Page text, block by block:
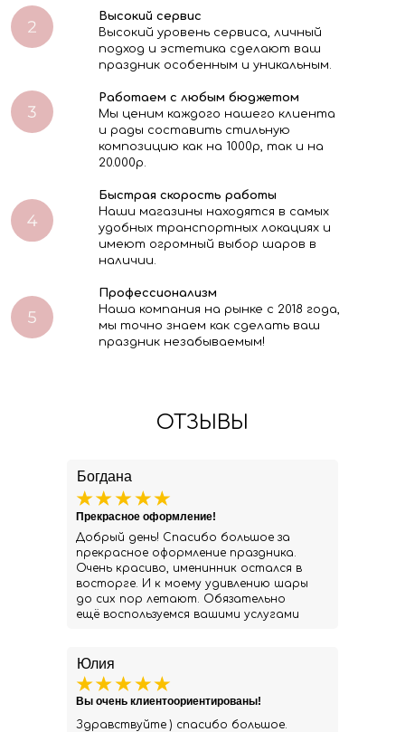
Высокий сервис
Высокий уровень сервиса, личный
подход и эстетика сделают ваш
праздник особенным и уникальным.
Работаем с любым бюджетом
Мы ценим каждого нашего клиента
и рады составить стильную
композицию как на 1000р, так и на
20.000р.
Быстрая скорость работы
Наши магазины находятся в самых
удобных транспортных локациях и
имеют огромный выбор шаров в
наличии.
Профессионализм
Наша компания на рынке с 2018 года,
мы точно знаем как сделать ваш
праздник незабываемым!
ОТЗЫВЫ
Юлия
Здравствуйте ) спасибо большое.
Вы очень клиентоориентированы!
Богдана
Добрый день! Спасибо большое за
прекрасное оформление праздника.
Очень красиво, именинник остался в
восторге. И к моему удивлению шары
до сих пор летают. Обязательно
ещё воспользуемся вашими услугами
Прекрасное оформление!